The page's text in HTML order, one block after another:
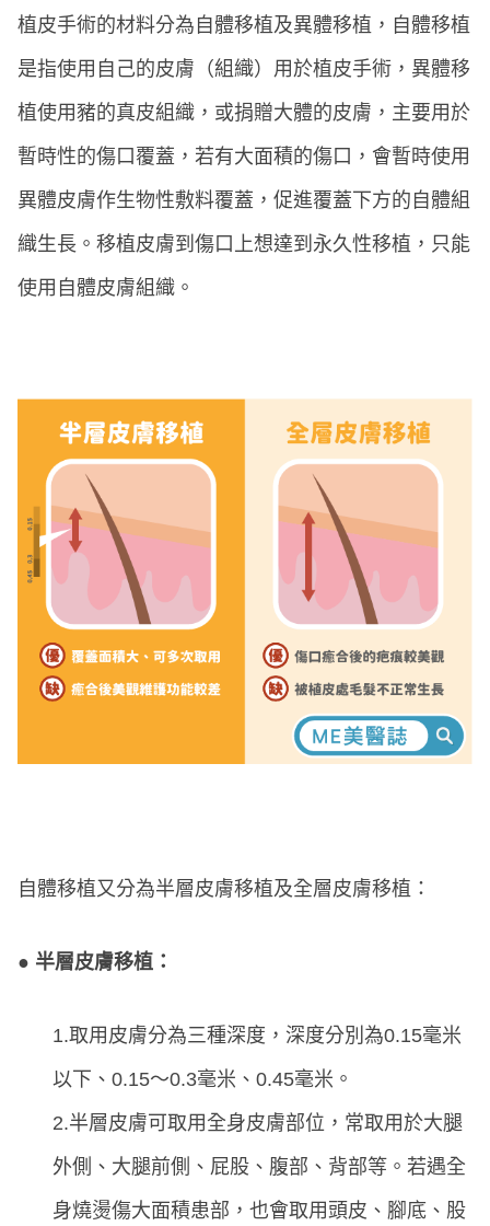
植皮手術的材料分為自體移植及異體移植，自體移植
是指使用自己的皮膚（組織）用於植皮手術，異體移
植使用豬的真皮組織，或捐贈大體的皮膚，主要用於
暫時性的傷口覆蓋，若有大面積的傷口，會暫時使用
異體皮膚作生物性敷料覆蓋，促進覆蓋下方的自體組
織生長。移植皮膚到傷口上想達到永久性移植，只能
使用自體皮膚組織。
自體移植又分為半層皮膚移植及全層皮膚移植：
● 半層皮膚移植：
1.取用皮膚分為三種深度，深度分別為0.15毫米
以下、0.15～0.3毫米、0.45毫米。
2.半層皮膚可取用全身皮膚部位，常取用於大腿
外側、大腿前側、屁股、腹部、背部等。若遇全
身燒燙傷大面積患部，也會取用頭皮、腳底、股